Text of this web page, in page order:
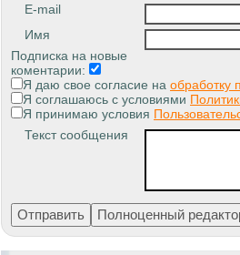
E-mail
Имя
Подписка на новые
коментарии:
Я даю свое согласие на обработку
Я соглашаюсь с условиями
Я принимаю условия
Текст сообщения